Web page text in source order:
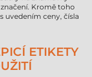
Kromě toho
uvedením ceny, čísla
ETIKETY